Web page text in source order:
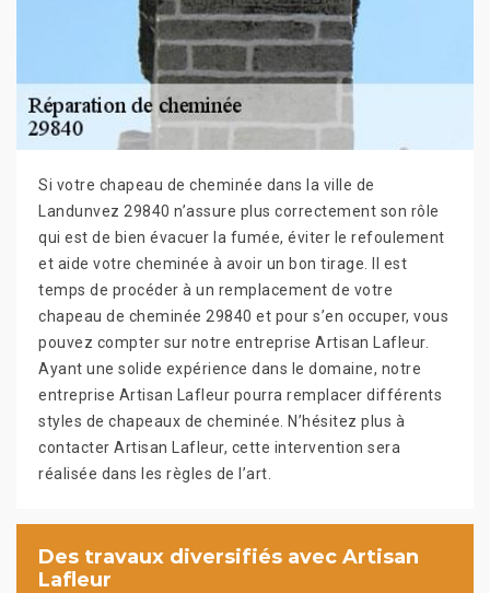
Si votre chapeau de cheminée dans la ville de
Landunvez 29840 n’assure plus correctement son rôle
qui est de bien évacuer la fumée, éviter le refoulement
et aide votre cheminée à avoir un bon tirage. Il est
temps de procéder à un remplacement de votre
chapeau de cheminée 29840 et pour s’en occuper, vous
pouvez compter sur notre entreprise Artisan Lafleur.
Ayant une solide expérience dans le domaine, notre
entreprise Artisan Lafleur pourra remplacer différents
styles de chapeaux de cheminée. N’hésitez plus à
contacter Artisan Lafleur, cette intervention sera
réalisée dans les règles de l’art.
Des travaux diversifiés avec Artisan
Lafleur